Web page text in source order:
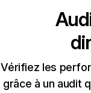
Vérifiez les
grâce à un audit